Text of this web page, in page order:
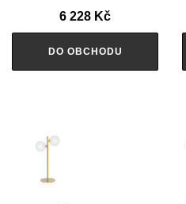
6 228 Kč
DO OBCHODU